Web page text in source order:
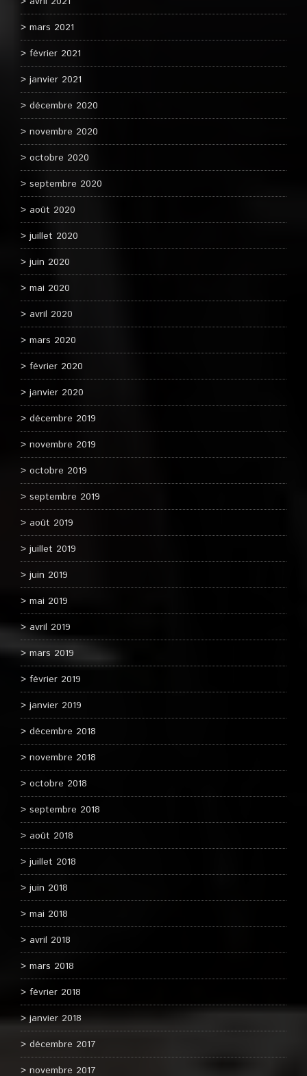
mars 2021
février 2021
janvier 2021
décembre 2020
novembre 2020
octobre 2020
septembre 2020
août 2020
juillet 2020
juin 2020
mai 2020
avril 2020
mars 2020
février 2020
janvier 2020
décembre 2019
novembre 2019
octobre 2019
septembre 2019
août 2019
juillet 2019
juin 2019
mai 2019
avril 2019
mars 2019
février 2019
janvier 2019
décembre 2018
novembre 2018
octobre 2018
septembre 2018
août 2018
juillet 2018
juin 2018
mai 2018
avril 2018
mars 2018
février 2018
janvier 2018
décembre 2017
novembre 2017